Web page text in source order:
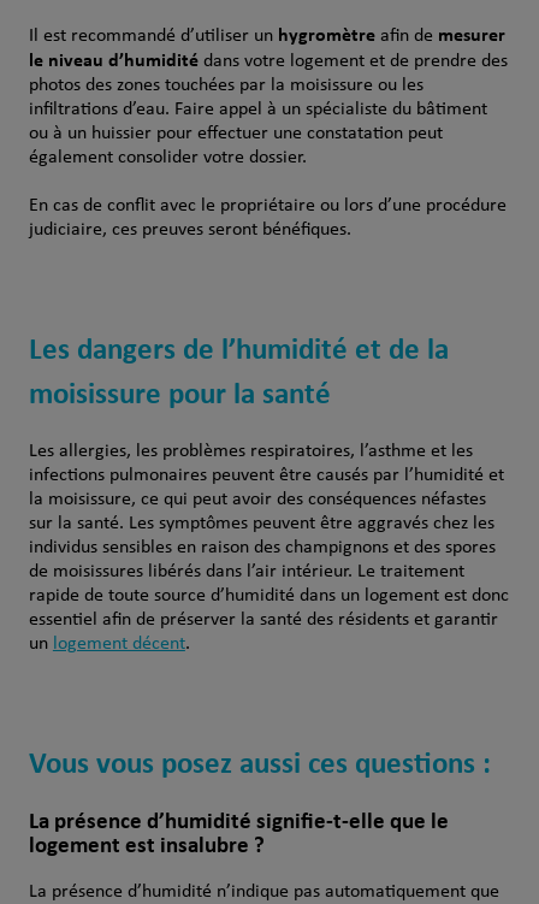
Il est recommandé d’utiliser un hygromètreafin de mesurer
le niveau d’humiditédans votre logement et de prendre des
photos des zones touchées par la moisissure ou les
infiltrations d’eau. Faire appel à un spécialiste du bâtiment
ou à un huissier pour effectuer une constatation peut
également consolider votre dossier.
En cas de conflit avec le propriétaire ou lors d’une procédure
judiciaire, ces preuves seront bénéfiques.
Les dangers de l’humidité et de la
moisissure pour la santé
Les allergies, les problèmes respiratoires, l’asthme et les
infections pulmonaires peuvent être causés par l’humidité et
la moisissure, ce qui peut avoir des conséquences néfastes
sur la santé. Les symptômes peuvent être aggravés chez les
individus sensibles en raison des champignons et des spores
de moisissures libérés dans l’air intérieur. Le traitement
rapide de toute source d’humidité dans un logement est donc
essentiel afin de préserver la santé des résidents et garantir
un logement décent.
Vous vous posez aussi ces questions :
La présence d’humidité signifie-t-elle que le
logement est insalubre ?
La présence d’humidité n’indique pas automatiquement que